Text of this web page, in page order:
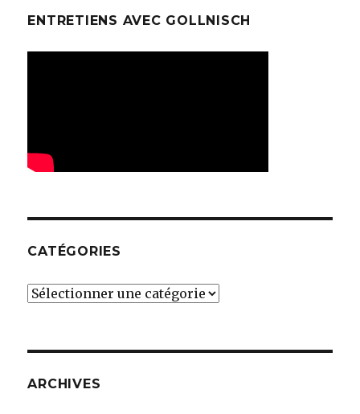
ENTRETIENS AVEC GOLLNISCH
CATÉGORIES
Catégories
ARCHIVES